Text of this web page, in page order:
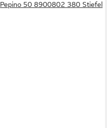
Pepino 50 8900802 380 Stiefel